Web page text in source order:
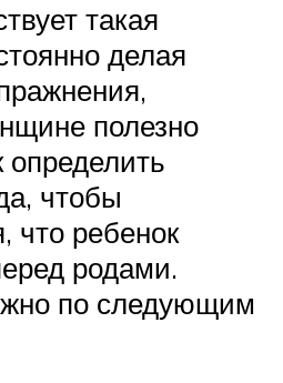
такая
делая
полезно
определить
чтобы
что ребенок
родами.
по следующим